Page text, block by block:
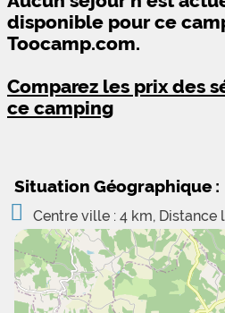
disponible pour ce
Toocamp.com.
Comparez les prix des
ce camping
Situation Géographique :
Centre ville : 4 km, Distance